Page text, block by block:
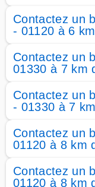
Contactez un
- 01120 à 6
Contactez un
01330 à 7 km
Contactez un
- 01330 à 7
Contactez un
01120 à 8 km
Contactez un
01120 à 8 km